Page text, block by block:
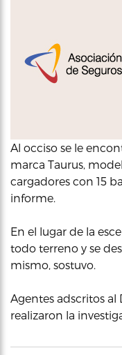
Al occiso se le
marca Taurus,
cargadores con 15
informe.
En el lugar de la
todo terreno y se
mismo, sostuvo.
Agentes adscritos al
realizaron la